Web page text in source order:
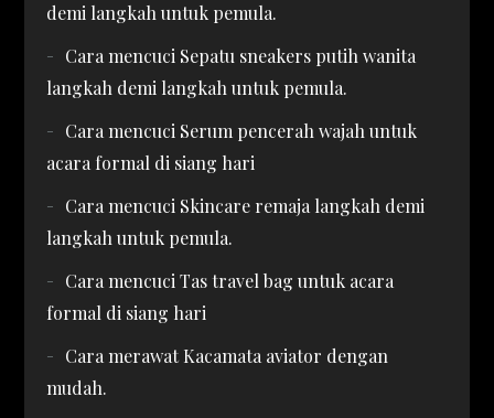
demi langkah untuk pemula.
Cara mencuci Sepatu sneakers putih wanita
langkah demi langkah untuk pemula.
Cara mencuci Serum pencerah wajah untuk
acara formal di siang hari
Cara mencuci Skincare remaja langkah demi
langkah untuk pemula.
Cara mencuci Tas travel bag untuk acara
formal di siang hari
Cara merawat Kacamata aviator dengan
mudah.